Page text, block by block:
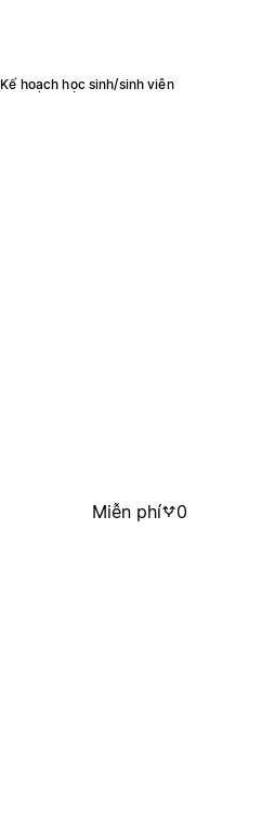
Kế hoạch học sinh/sinh viên
Miễn phí 0